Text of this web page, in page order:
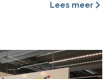
Lees meer